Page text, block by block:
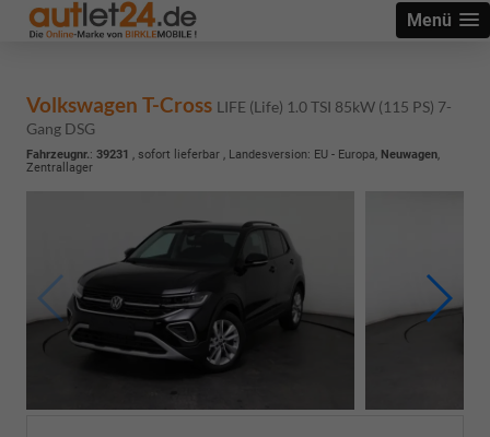
Menü
Volkswagen T-Cross LIFE (Life) 1.0 TSI 85kW (115 PS) 7-
Gang DSG
Fahrzeugnr.: 39231 , sofort lieferbar , Landesversion: EU - Europa, Neuwagen,
Zentrallager